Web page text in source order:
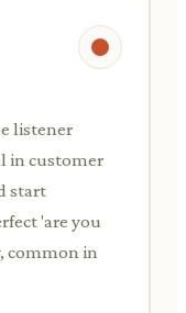
listener
in customer
start
'are you
common in